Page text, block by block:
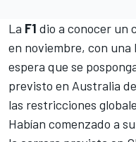
La F1 dio a conocer un
en noviembre, con una
espera que se
previsto en Australia
las restricciones
Habían comenzado a